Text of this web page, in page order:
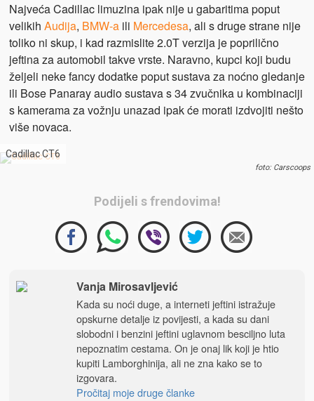
Najveća Cadillac limuzina ipak nije u gabaritima poput
velikih Audija, BMW-aili Mercedesa, ali s druge strane nije
toliko ni skup, i kad razmislite 2.0T verzija je poprilično
jeftina za automobil takve vrste. Naravno, kupci koji budu
željeli neke fancy dodatke poput sustava za noćno gledanje
ili Bose Panaray audio sustava s 34 zvučnika u kombinaciji
s kamerama za vožnju unazad ipak će morati izdvojiti nešto
više novaca.
Cadillac CT6
foto: Carscoops
Podijeli s frendovima!
Vanja Mirosavljević
Kada su noći duge, a interneti jeftini istražuje
opskurne detalje iz povijesti, a kada su dani
slobodni i benzini jeftini uglavnom besciljno luta
nepoznatim cestama. On je onaj lik koji je htio
kupiti Lamborghinija, ali ne zna kako se to
izgovara.
Pročitaj moje druge članke